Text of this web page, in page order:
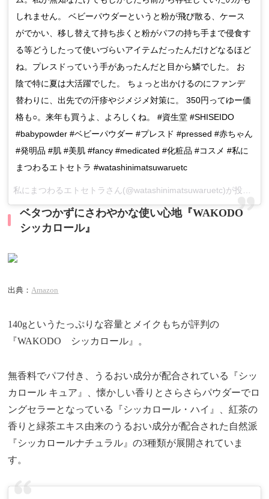
しれません。 ベビーパウダーというと粉が飛び散る、ケース
がでかい、移し替えて持ち歩くと粉がパフの持ち手まで侵食す
る等どうしたって使いづらいアイテムだったんだけどなるほど
ね。プレスドっていう手があったんだと目から鱗でした。 お
陰で特に夏は大活躍でした。 ちょっと出かけるのにファンデ
替わりに、出先での汗疹やジメジメ対策に。 350円ってゆー価
格も○。来年も買うよ、よろしくね。 #資生堂 #SHISEIDO
#babypowder #ベビーパウダー #プレスド #pressed #赤ちゃん
#発明品 #肌 #美肌 #fancy #medicated #化粧品 #コスメ #私に
まつわるエトセトラ #watashinimatsuwaruetc
ベタつかずにさわやかな使い心地『WAKODO
シッカロール』
出典：Amazon
140gというたっぷりな容量とメイクもちが評判の
『WAKODO シッカロール』。
無香料でパフ付き、うるおい成分が配合されている『シッ
カロール キュア』、懐かしい香りとさらさらパウダーでロ
ングセラーとなっている『シッカロール・ハイ』、紅茶の
香りと緑茶エキス由来のうるおい成分が配合された自然派
『シッカロールナチュラル』の3種類が展開されていま
す。